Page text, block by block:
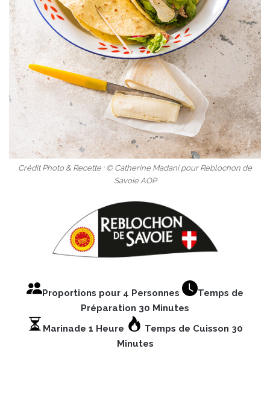
Crédit Photo & Recette : © Catherine Madani pour Reblochon de
Savoie AOP
Proportions pour 4 Personnes
Temps de
Préparation 30 Minutes
Marinade 1 Heure
Temps de Cuisson 30
Minutes